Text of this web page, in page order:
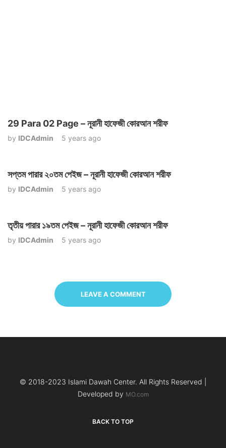
29 Para 02 Page – নূরানী হাফেজী কোরআন শরীফ
by IDCAdmin 5 years ago
সপ্তম পারার ২০তম পেইজ – নূরানী হাফেজী কোরআন শরীফ
by IDCAdmin 5 years ago
তৃতীয় পারার ১৯তম পেইজ – নূরানী হাফেজী কোরআন শরীফ
by IDCAdmin 5 years ago
LEAVE A COMMENT
© 2018-2023 Islami Dawah Center. All Rights Reserved |
Developed by MO.com
BACK TO TOP